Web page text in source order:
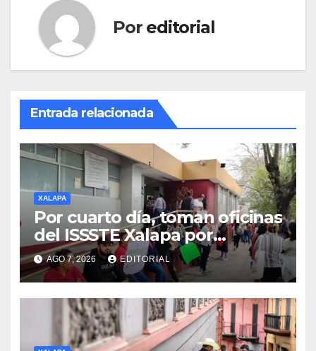
Por editorial
Entrada relacionada
XALAPA
Por cuarto día, toman oficinas
del ISSSTE Xalapa por
presuntas anomalías en
guarderías subrogadas
AGO 7, 2026 EDITORIAL